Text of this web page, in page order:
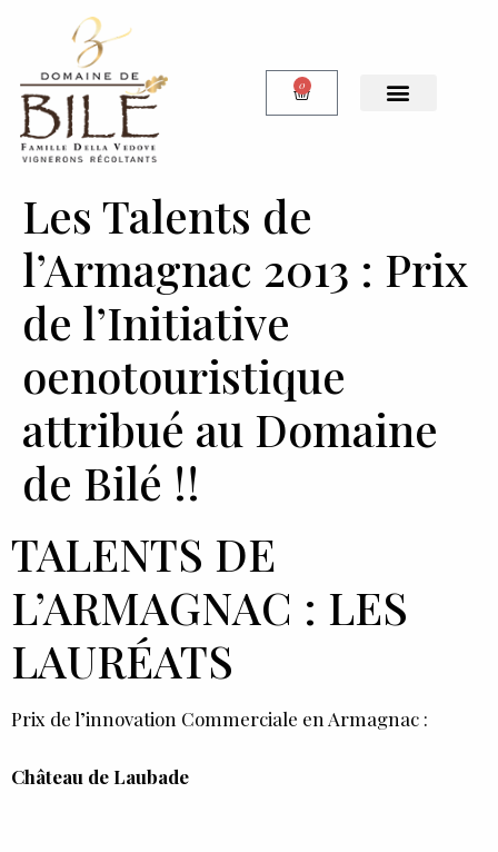
0
Les Talents de
l’Armagnac 2013 : Prix
de l’Initiative
oenotouristique
attribué au Domaine
de Bilé !!
TALENTS DE
L’ARMAGNAC : LES
LAURÉATS
Prix de l’innovation Commerciale en Armagnac :
Château de Laubade